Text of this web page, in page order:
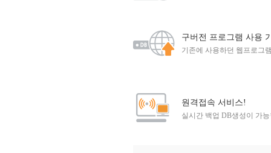
구버전 프로그램 사용
기존에 사용하던 웹프로그
원격접속 서비스!
실시간 백업 DB생성이 가